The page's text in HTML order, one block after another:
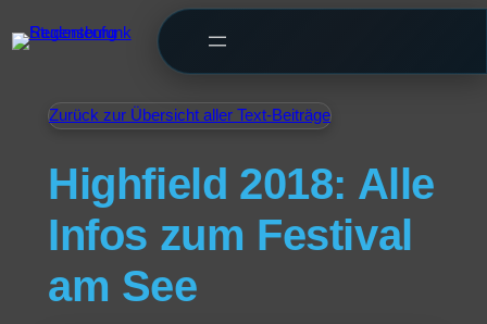
Zurück zur Übersicht aller Text-Beiträge
Highfield 2018: Alle
Infos zum Festival
am See